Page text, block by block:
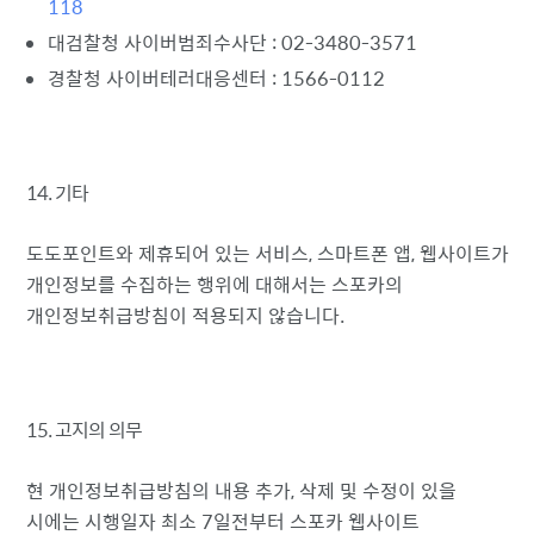
118
대검찰청 사이버범죄수사단 : 02-3480-3571
경찰청 사이버테러대응센터 : 1566-0112
14. 기타
도도포인트와 제휴되어 있는 서비스, 스마트폰 앱, 웹사이트가
개인정보를 수집하는 행위에 대해서는 스포카의
개인정보취급방침이 적용되지 않습니다.
15. 고지의 의무
현 개인정보취급방침의 내용 추가, 삭제 및 수정이 있을
시에는 시행일자 최소 7일전부터 스포카 웹사이트